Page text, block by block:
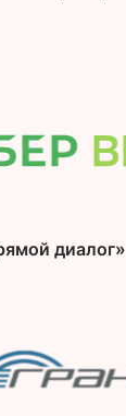
диалог»